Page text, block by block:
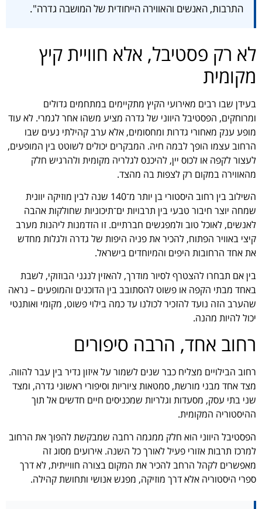
התרבות, האנשים והאווירה הייחודית של המושבה גדרה".
לא רק פסטיבל, אלא חוויית קיץ
מקומית
בעידן שבו רבים מאירועי הקיץ מתקיימים במתחמים גדולים
ומרוחקים, הפסטיבל היווני של גדרה מציע משהו אחר לגמרי. לא עוד
מופע ענק מאחורי גדרות ומחסומים, אלא ערב קהילתי נעים שבו
הרחוב עצמו הופך לבמה חיה. המבקרים יכולים לשוטט בין המופעים,
לעצור לקפה או לכוס יין, להיכנס לגלריה מקומית ולהרגיש חלק
מהאווירה במקום רק לצפות בה מהצד.
השילוב בין רחוב היסטורי בן יותר מ־140 שנה לבין מוזיקה יוונית
שמחה יוצר חיבור טבעי בין תרבויות ים־תיכוניות שחולקות אהבה
לאנשים, לאוכל טוב ולמפגשים חברתיים. זו הזדמנות ליהנות מערב
קיצי באוויר הפתוח, להכיר את פניה היפות של גדרה ולגלות מחדש
את אחד הרחובות היפים והמיוחדים בישראל.
בין אם תבחרו להצטרף לסיור מודרך, להאזין לנגני הבוזוקי, לשבת
באחד מבתי הקפה או פשוט להסתובב בין הדוכנים והמופעים – נראה
שהערב הזה נועד להזכיר לכולנו עד כמה בילוי פשוט, מקומי ואותנטי
יכול להיות מהנה.
רחוב אחד, הרבה סיפורים
רחוב הבילויים מצליח כבר שנים לשמור על איזון נדיר בין עבר להווה.
מצד אחד מבני מורשת, סמטאות ציוריות וסיפורי ראשוני גדרה, ומצד
שני בתי עסק, מסעדות וגלריות שמכניסים חיים חדשים אל תוך
ההיסטוריה המקומית.
הפסטיבל היווני הוא חלק ממגמה רחבה שמבקשת להפוך את הרחוב
למרכז תרבות אזורי פעיל לאורך כל השנה. אירועים מסוג זה
מאפשרים לקהל הרחב להכיר את המקום בצורה חווייתית, לא דרך
ספרי היסטוריה אלא דרך מוזיקה, מפגש אנושי ותחושת קהילה.